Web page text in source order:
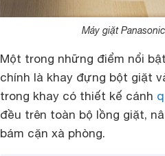
Máy giặt
Một trong những điểm nổi
chính là khay đựng bột giặt
trong khay có thiết kế cánh
đều trên toàn bộ lồng giặt,
bám cặn xà phòng.